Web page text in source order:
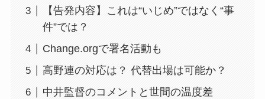
【告発内容】これは“いじめ”ではなく“事
件”では？
Change.orgで署名活動も
高野連の対応は？ 代替出場は可能か？
中井監督のコメントと世間の温度差